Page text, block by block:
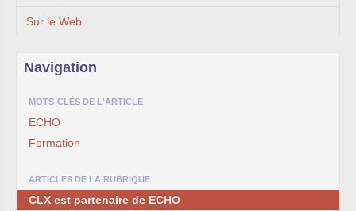
Sur le Web
Navigation
MOTS-CLÉS DE L'ARTICLE
ECHO
Formation
ARTICLES DE LA RUBRIQUE
CLX est partenaire de ECHO